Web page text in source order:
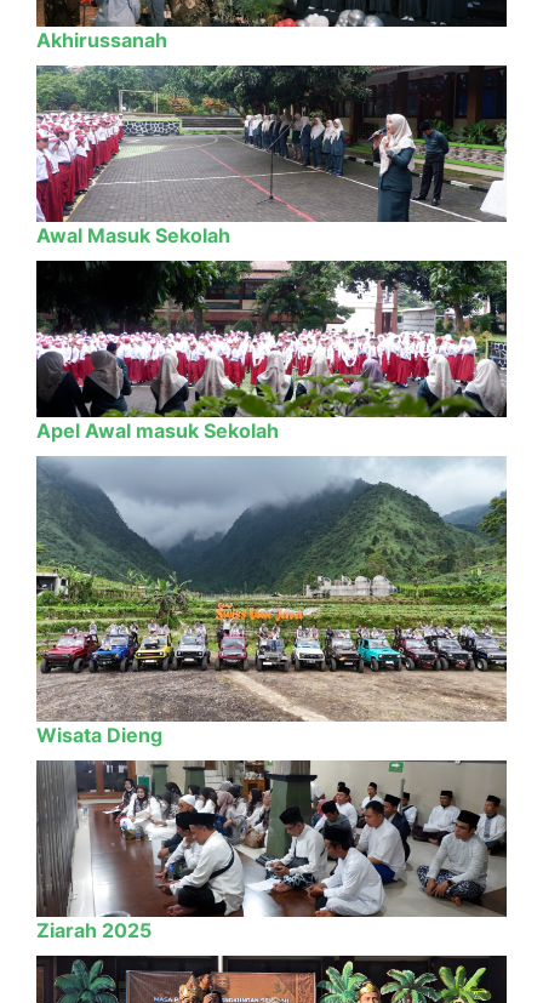
Akhirussanah
Awal Masuk Sekolah
Apel Awal masuk Sekolah
Wisata Dieng
Ziarah 2025